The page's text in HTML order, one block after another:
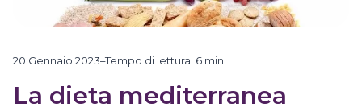
20 Gennaio 2023–Tempo di lettura: 6 min'
La dieta mediterranea